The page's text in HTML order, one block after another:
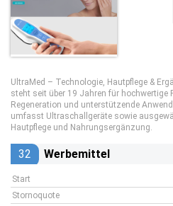
UltraMed – Technologie, Hautpflege &
steht seit über 19 Jahren für hochwertige
Regeneration und unterstützende
umfasst Ultraschallgeräte sowie
Hautpflege und Nahrungsergänzung.
32 Werbemittel
Start
Stornoquote